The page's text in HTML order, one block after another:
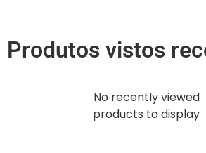
Produtos vistos
No recently viewed
products to display